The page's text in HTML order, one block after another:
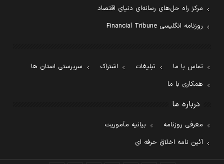
مرکز راه حل‌های رسانه‌ای دنیای اقتصاد
روزنامه انگلیسی Financial Tribune
تماس با ما تبلیغات اشتراک
سرپرستی استان ها
همکاری با ما
درباره ما
معرفی روزنامه
بیانیه مأموریت
آئین نامه اخلاق حرفه ای